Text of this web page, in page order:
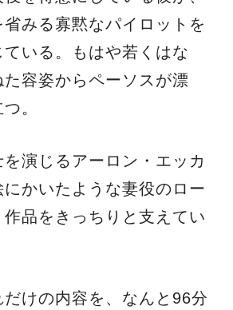
みる寡黙なパイロットを
いる。もはや若くはな
容姿からペーソスが漂
。
演じるアーロン・エッカ
かいたような妻役のロー
品をきっちりと支えてい
けの内容を、なんと96分